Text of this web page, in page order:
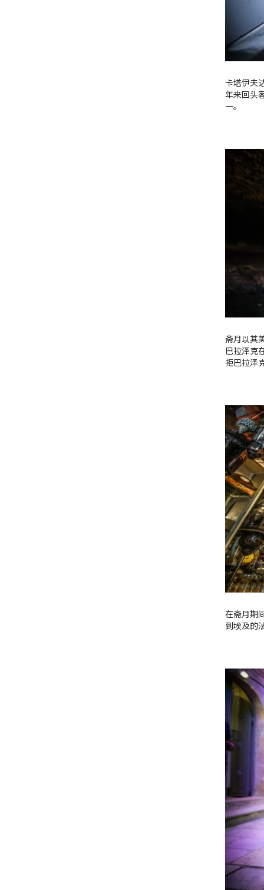
卡塔伊夫
年来回头
一。
斋月以其
巴拉泽克
拒巴拉泽
在斋月期
到埃及的